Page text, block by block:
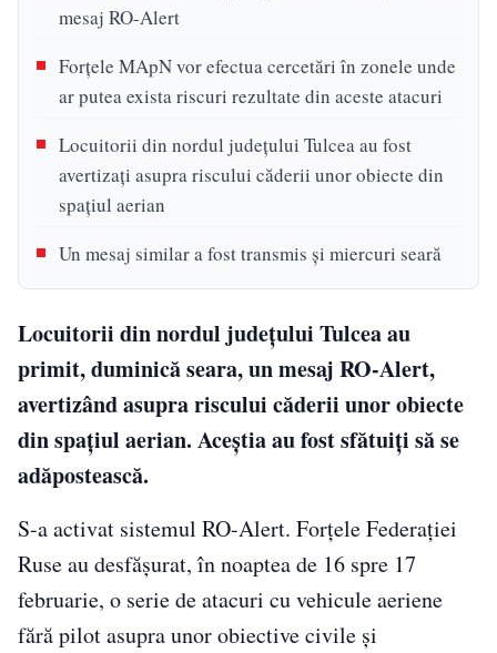
mesaj RO-Alert
Forțele MApN vor efectua cercetări în zonele unde
ar putea exista riscuri rezultate din aceste atacuri
Locuitorii din nordul județului Tulcea au fost
avertizați asupra riscului căderii unor obiecte din
spațiul aerian
Un mesaj similar a fost transmis și miercuri seară
Locuitorii din nordul județului Tulcea au
primit, duminică seara, un mesaj RO-Alert,
avertizând asupra riscului căderii unor obiecte
din spațiul aerian. Aceștia au fost sfătuiți să se
adăpostească.
S-a activat sistemul RO-Alert. Forţele Federaţiei
Ruse au desfășurat, în noaptea de 16 spre 17
februarie, o serie de atacuri cu vehicule aeriene
fără pilot asupra unor obiective civile și